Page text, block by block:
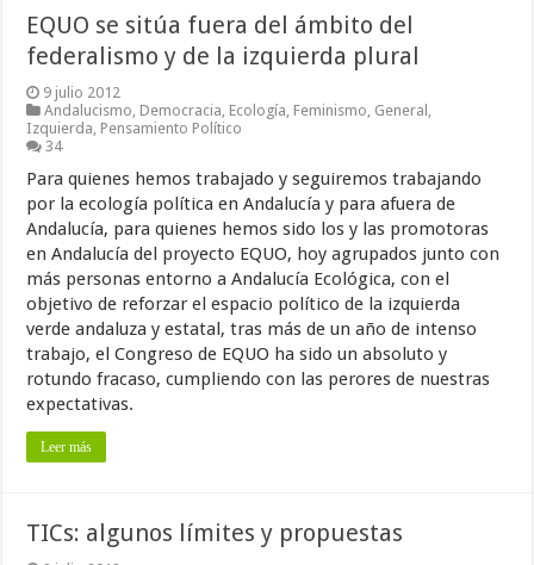
EQUO se sitúa fuera del ámbito del
federalismo y de la izquierda plural
9 julio 2012
Andalucismo Democracia Ecología Feminismo General
Izquierda Pensamiento Político
34
Para quienes hemos trabajado y seguiremos trabajando
por la ecología política en Andalucía y para afuera de
Andalucía, para quienes hemos sido los y las promotoras
en Andalucía del proyecto EQUO, hoy agrupados junto con
más personas entorno a Andalucía Ecológica, con el
objetivo de reforzar el espacio político de la izquierda
verde andaluza y estatal, tras más de un año de intenso
trabajo, el Congreso de EQUO ha sido un absoluto y
rotundo fracaso, cumpliendo con las perores de nuestras
expectativas.
Leer más
TICs: algunos límites y propuestas